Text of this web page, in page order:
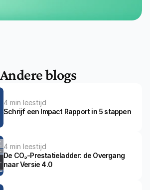
Andere blogs
4 min leestijd
Schrijf een Impact Rapport in 5 stappen
4 min leestijd
De CO₂-Prestatieladder: de Overgang
naar Versie 4.0